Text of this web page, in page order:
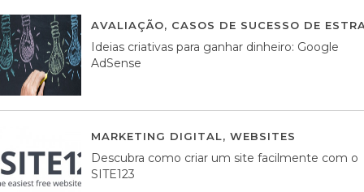
AVALIAÇÃO, CASOS DE SUCESSO DE
Ideias criativas para ganhar dinheiro: Google
AdSense
MARKETING DIGITAL, WEBSITES
Descubra como criar um site facilmente com o
SITE123